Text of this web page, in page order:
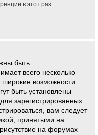
в этот раз
быть
всего несколько
широкие возможности.
быть установлены
зарегистрированных
вам следует
принятыми на
на форумах